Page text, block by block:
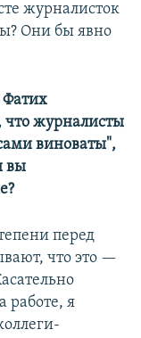
журналисток
Они бы явно
Фатих
что журналисты
виноваты",
вы
перед
что это —
работе, я